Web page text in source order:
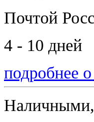
Почтой
4 - 10 дней
подробнее